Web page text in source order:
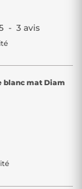
- 3 avis
blanc mat Diam